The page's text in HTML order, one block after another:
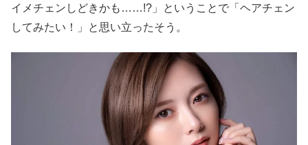
イメチェンしどきかも……!?」ということで「ヘアチェン
してみたい！」と思い立ったそう。